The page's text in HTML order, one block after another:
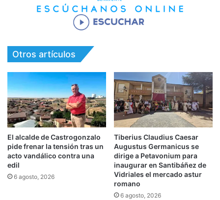
Otros artículos
El alcalde de Castrogonzalo
pide frenar la tensión tras un
acto vandálico contra una
edil
6 agosto, 2026
Tiberius Claudius Caesar
Augustus Germanicus se
dirige a Petavonium para
inaugurar en Santibáñez de
Vidriales el mercado astur
romano
6 agosto, 2026